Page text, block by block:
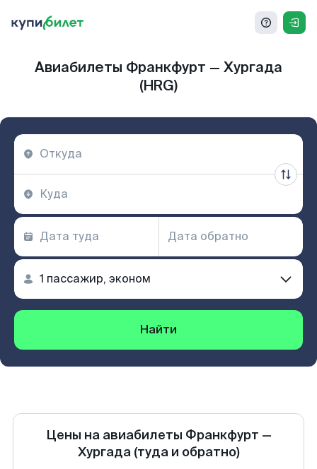
Авиабилеты Франкфурт — Хургада
(HRG)
Найти
Цены на авиабилеты Франкфурт —
Хургада (туда и обратно)